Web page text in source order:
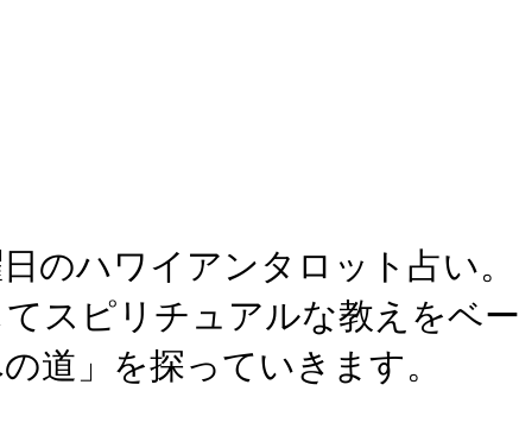
のハワイアンタロット占い。
スピリチュアルな教えをベー
道」を探っていきます。